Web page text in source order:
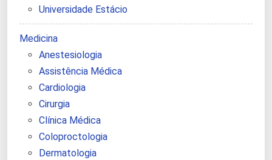
Universidade Estácio
Medicina
Anestesiologia
Assistência Médica
Cardiologia
Cirurgia
Clínica Médica
Coloproctologia
Dermatologia